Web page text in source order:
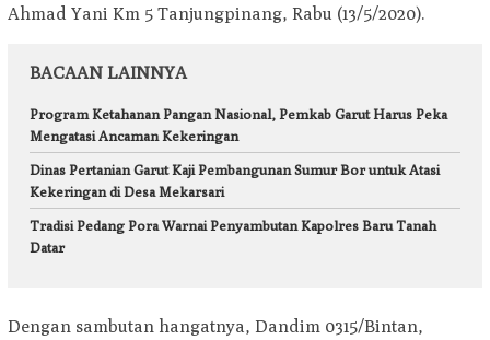
Ahmad Yani Km 5 Tanjungpinang, Rabu (13/5/2020).
BACAAN LAINNYA
Program Ketahanan Pangan Nasional, Pemkab Garut Harus Peka
Mengatasi Ancaman Kekeringan
Dinas Pertanian Garut Kaji Pembangunan Sumur Bor untuk Atasi
Kekeringan di Desa Mekarsari
Tradisi Pedang Pora Warnai Penyambutan Kapolres Baru Tanah
Datar
Dengan sambutan hangatnya, Dandim 0315/Bintan,